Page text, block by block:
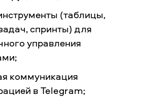
(таблицы,
спринты) для
управления
коммуникация
в Telegram;